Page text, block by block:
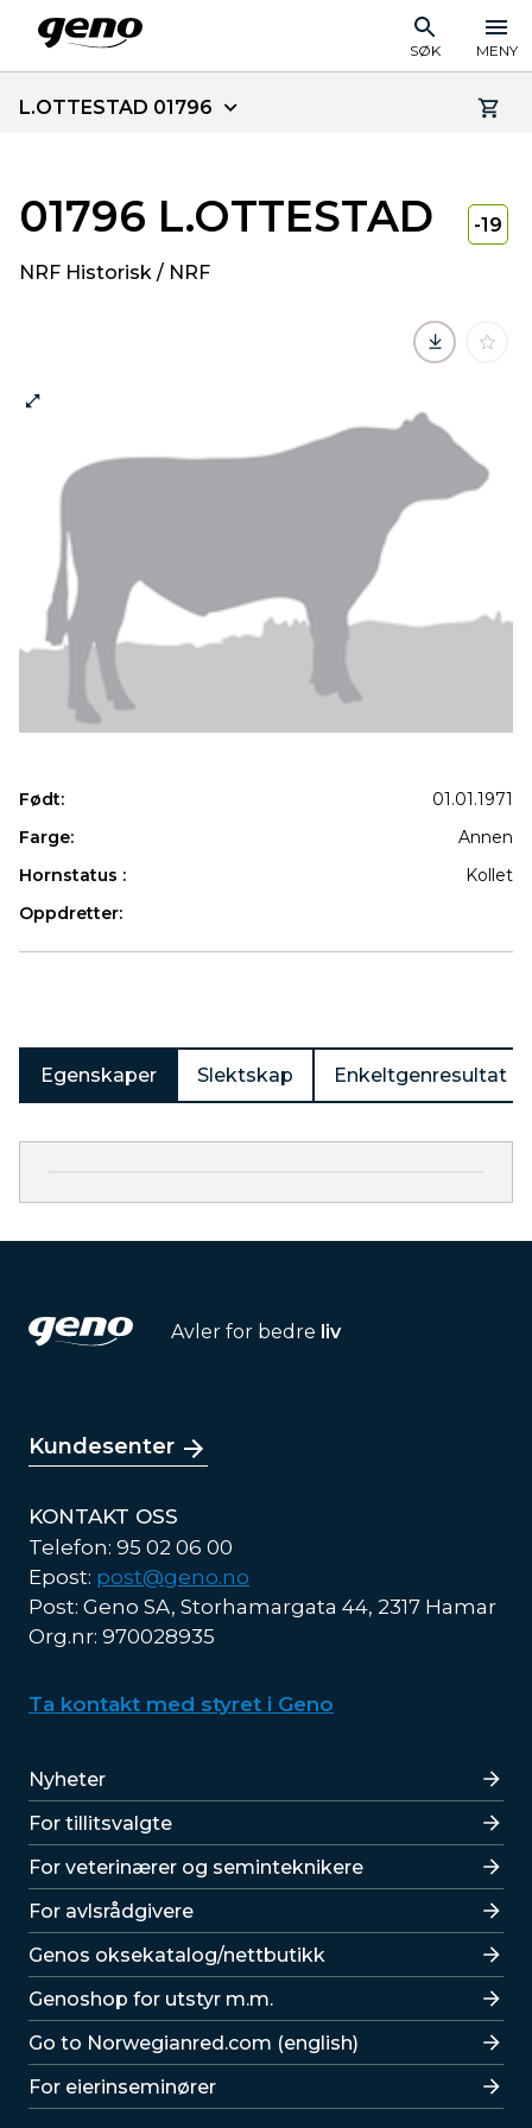
SØK MENY
L.OTTESTAD 01796
01796 L.OTTESTAD
NRF Historisk / NRF
-19
Født:
01.01.1971
Farge:
Annen
Hornstatus :
Kollet
Oppdretter:
Egenskaper Slektskap Enkeltgenresultat
Avler for bedre liv
Kundesenter
KONTAKT OSS
Telefon: 95 02 06 00
Epost: post@geno.no
Post: Geno SA, Storhamargata 44, 2317 Hamar
Org.nr: 970028935
Ta kontakt med styret i Geno
Lenker
Nyheter
For tillitsvalgte
For veterinærer og seminteknikere
For avlsrådgivere
Lenker
Genos oksekatalog/nettbutikk
Genoshop for utstyr m.m.
Go to Norwegianred.com (english)
For eierinseminører